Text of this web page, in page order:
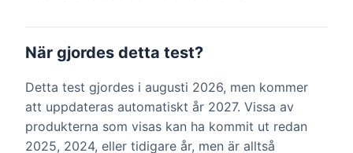
När gjordes detta test?
Detta test gjordes i augusti 2026, men kommer
att uppdateras automatiskt år 2027. Vissa av
produkterna som visas kan ha kommit ut redan
2025, 2024, eller tidigare år, men är alltså